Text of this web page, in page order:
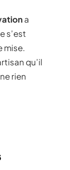
a
s’est
mise.
qu’il
rien